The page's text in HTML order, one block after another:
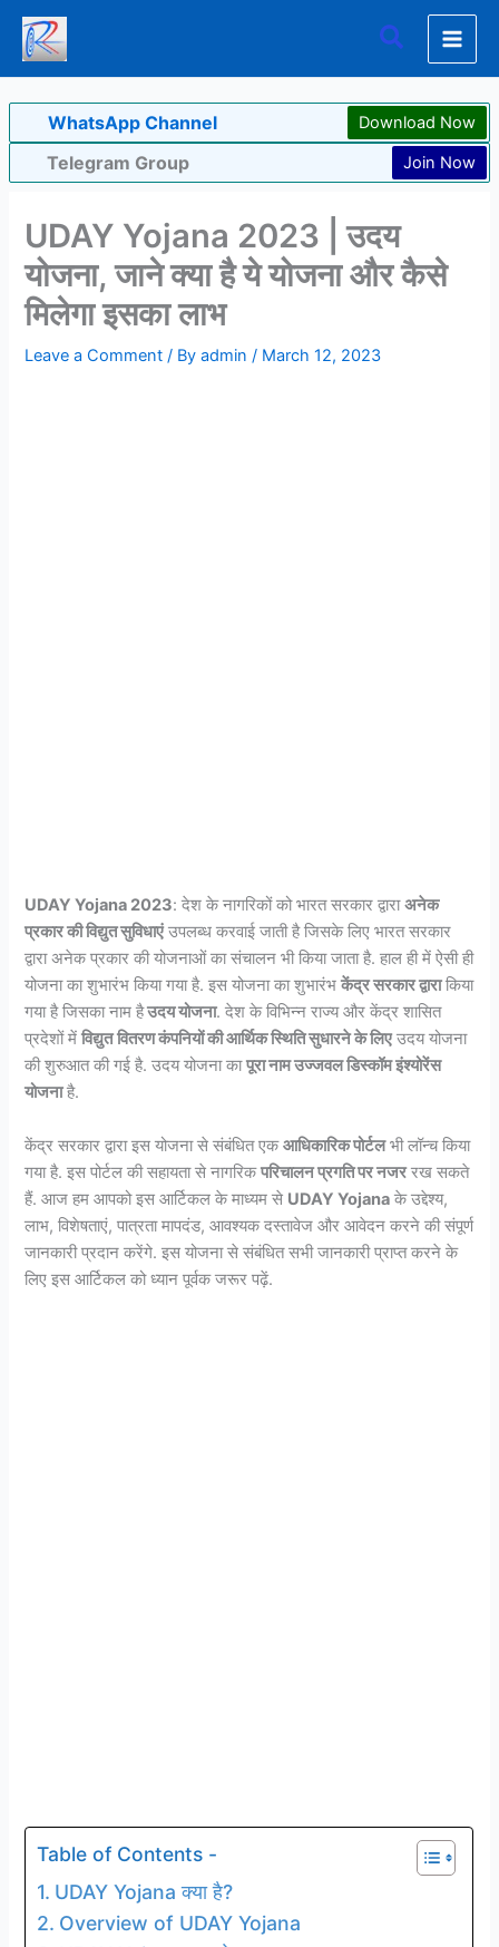
Skip
content
Search
WhatsApp Channel Download Now
Telegram Group Join Now
UDAY Yojana 2023 | उदय
योजना, जाने क्या है ये योजना और कैसे
मिलेगा इसका लाभ
Leave a Comment / Byadmin/ March 12, 2023
UDAY Yojana 2023: देश के नागरिकों को भारत सरकार द्वाराअनेक
प्रकार की विद्युत सुविधाएंउपलब्ध करवाई जाती है जिसके लिए भारत सरकार
द्वारा अनेक प्रकार की योजनाओं का संचालन भी किया जाता है. हाल ही में ऐसी ही
योजना का शुभारंभ किया गया है. इस योजना का शुभारंभकेंद्र सरकार द्वाराकिया
गया है जिसका नाम हैउदय योजना. देश के विभिन्न राज्य और केंद्र शासित
प्रदेशों मेंविद्युत वितरण कंपनियों की आर्थिक स्थिति सुधारने के लिएउदय योजना
की शुरुआत की गई है. उदय योजना कापूरा नाम उज्जवल डिस्कॉम इंश्योरेंस
योजनाहै.
केंद्र सरकार द्वारा इस योजना से संबंधित एकआधिकारिक पोर्टलभी लॉन्च किया
गया है. इस पोर्टल की सहायता से नागरिकपरिचालन प्रगति पर नजररख सकते
हैं. आज हम आपको इस आर्टिकल के माध्यम से UDAY Yojana के उद्देश्य,
लाभ, विशेषताएं, पात्रता मापदंड, आवश्यक दस्तावेज और आवेदन करने की संपूर्ण
जानकारी प्रदान करेंगे. इस योजना से संबंधित सभी जानकारी प्राप्त करने के
लिए इस आर्टिकल को ध्यान पूर्वक जरूर पढ़ें.
Table of Contents -
UDAY Yojana क्या है?
Overview of UDAY Yojana